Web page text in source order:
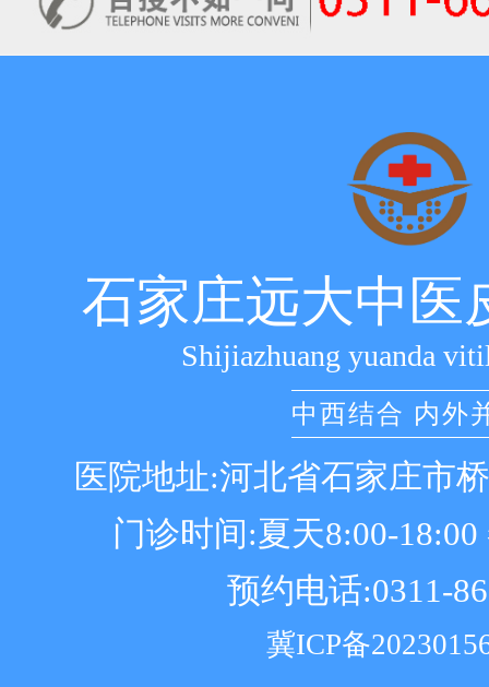
石家庄远大中医
Shijiazhuang yuanda
中西结合 内外
医院地址:河北省石家庄市
门诊时间:夏天8:00-18:00
预约电话:0311-
冀ICP备